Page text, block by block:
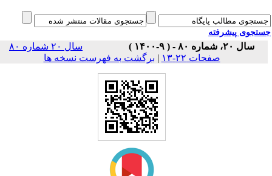
پیشرفته
سال ۲۰، شماره ۸۰ - ( ۹-۱۴۰۰ )
سال ۲۰ شماره ۸۰
صفحات ۲۲-۱۳
|برگشت به فهرست نسخه ها